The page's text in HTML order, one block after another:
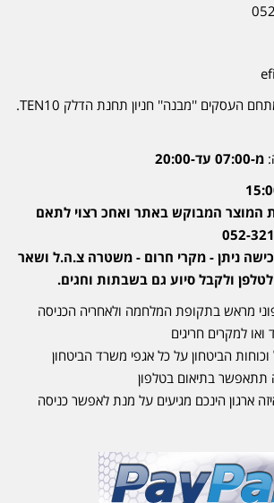
האילן 4 אור עקיבא - מתחם העסקים ''מבנה'' חניון תחנת הדלק TEN10.
מ-07:00 עד-20:00
המוצר המבוקש באתר ואחכ רצוי לתאם
ניתן - מקרי חרום - משטרה צ.ה.ל ושאר
לטלפן ולקבל סיוע גם בשבתות וחגים.
מראש בתקופת המלחמה ולאחריה הכניסה
למקרים חריגים
הביטחון על כל אגפי משרד הביטחון
תתאפשר בתיאום בטלפון
ארגון הינכם מגיעים על מנת לאפשר כניסה